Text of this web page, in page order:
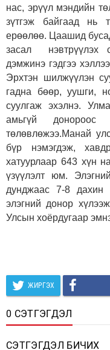
нас, эрүүл мэндийн
зүтгэж байгаад нь
ерөөлөө. Цаашид
засал нэвтрүүлэх
дэмжинэ гэдгээ
Эрхтэн шилжүүлэн
гадна бөөр, уушги,
суулгаж эхэлнэ.
амьгүй донороос
төлөвлөжээ.Манай
бүр нэмэгдэж,
хатуурлаар 643 хүн
үзүүлэлт юм.
дунджаас 7-8
элэгний донор
Улсын хоёрдугаар
ЖИРГЭХ
0 СЭТГЭГДЭЛ
СЭТГЭГДЭЛ БИЧИХ